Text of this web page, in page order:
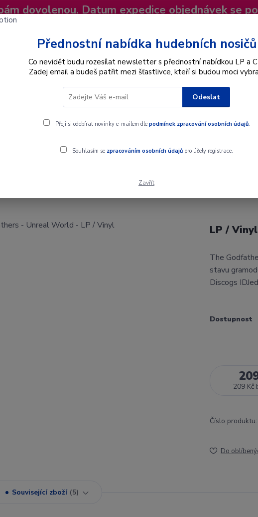
dovolenou. Datum expedice objednávek se
Hledat
Interpret Dárkové poukazy
World - LP / Vinyl
- LP / Vinyl
LP /
The
stavu
Discogs
Dostupnost
209 Kč
Číslo produktu:
Do
Související zboží 5
Přednostní nabídka hudebních nosičů
Co nevidět budu rozesílat newsletter s přednostní nabídkou LP a
Zadej email a budeš patřit mezi šťastlivce, kteří si budou moci
Odeslat
Přeji si odebírat novinky e-mailem dle podmínek zpracování osobních údajů.
Souhlasím se zpracováním osobních údajůpro účely registrace.
Zavřít